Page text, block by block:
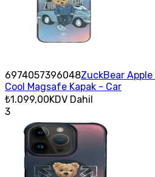
6974057396048ZuckBear
Cool Magsafe Kapak - Car
₺1.099,00KDV Dahil
3